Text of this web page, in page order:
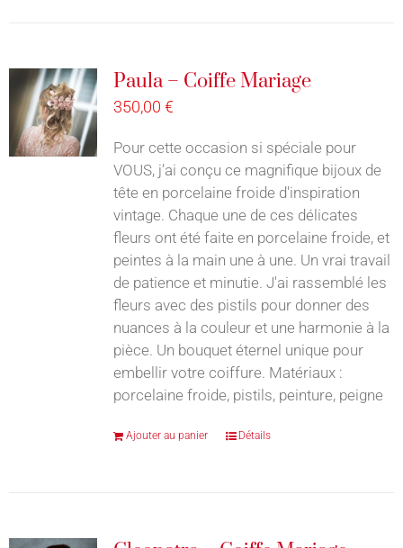
Paula – Coiffe Mariage
350,00 €
Pour cette occasion si spéciale pour
VOUS, j’ai conçu ce magnifique bijoux de
tête en porcelaine froide d'inspiration
vintage. Chaque une de ces délicates
fleurs ont été faite en porcelaine froide, et
peintes à la main une à une. Un vrai travail
de patience et minutie. J'ai rassemblé les
fleurs avec des pistils pour donner des
nuances à la couleur et une harmonie à la
pièce. Un bouquet éternel unique pour
embellir votre coiffure. Matériaux :
porcelaine froide, pistils, peinture, peigne
Ajouter au panier Détails